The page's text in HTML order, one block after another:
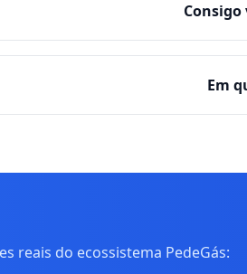
Consigo
Em
reais do ecossistema PedeGás: